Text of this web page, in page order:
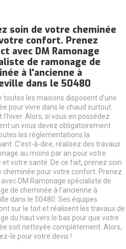
soin de votre cheminée
confort. Prenez
avec DM Ramonage
de ramonage de
à l'ancienne à
dans le 50480
toutes les maisons disposent d’une
pour vivre dans le chaud surtout
l’hiver. Alors, si vous en possédez
un vous devez obligatoirement
les règlementations la
C’est-à-dire, réalisez des travaux
au moins par an pour votre
et votre santé. De ce fait, prenez soin
cheminée pour votre confort. Prenez
DM Ramonage spécialiste de
de cheminée à l'ancienne à
dans le 50480. Ses équipes
sur le toit et réalisent les travaux de
du haut vers le bas pour que votre
soit nettoyée complètement. Alors,
le pour votre devis !